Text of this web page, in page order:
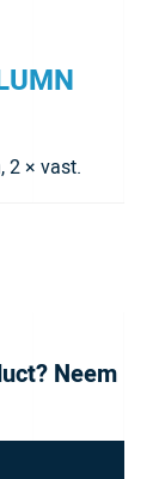
2 × vast.
Neem